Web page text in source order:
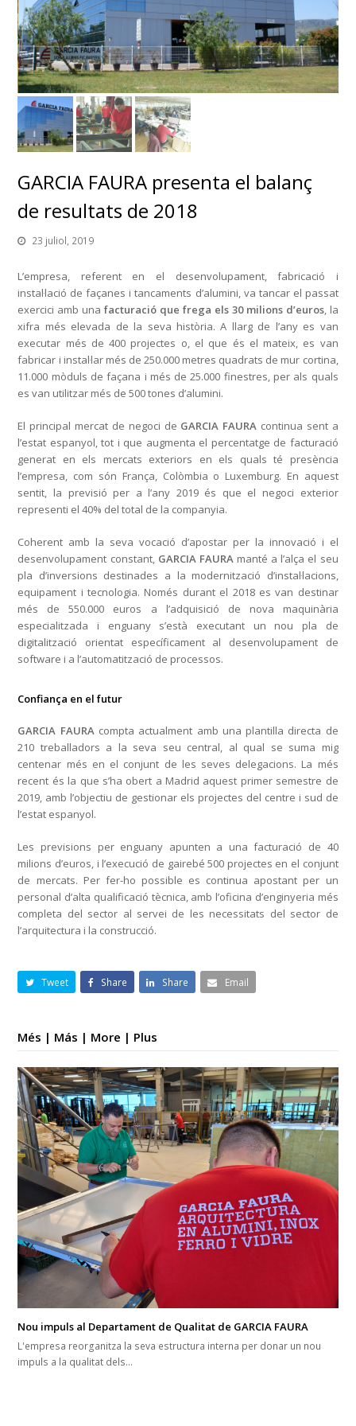
GARCIA FAURA presenta el balanç
de resultats de 2018
23 juliol, 2019
L’empresa, referent en el desenvolupament, fabricació i
instal·lació de façanes i tancaments d’alumini, va tancar el passat
exercici amb unafacturació que frega els 30 milions d’euros, la
xifra més elevada de la seva història. A llarg de l’any es van
executar més de 400 projectes o, el que és el mateix, es van
fabricar i instal·lar més de 250.000 metres quadrats de mur cortina,
11.000 mòduls de façana i més de 25.000 finestres, per als quals
es van utilitzar més de 500 tones d’alumini.
El principal mercat de negoci de GARCIA FAURA continua sent a
l’estat espanyol, tot i que augmenta el percentatge de facturació
generat en els mercats exteriors en els quals té presència
l’empresa, com són França, Colòmbia o Luxemburg. En aquest
sentit, la previsió per a l’any 2019 és que el negoci exterior
representi el 40% del total de la companyia.
Coherent amb la seva vocació d’apostar per la innovació i el
desenvolupament constant, GARCIA FAURAmanté a l’alça el seu
pla d’inversions destinades a la modernització d’instal·lacions,
equipament i tecnologia. Només durant el 2018 es van destinar
més de 550.000 euros a l’adquisició de nova maquinària
especialitzada i enguany s’està executant un nou pla de
digitalització orientat específicament al desenvolupament de
software i a l’automatització de processos.
Confiança en el futur
GARCIA FAURAcompta actualment amb una plantilla directa de
210 treballadors a la seva seu central, al qual se suma mig
centenar més en el conjunt de les seves delegacions. La més
recent és la que s’ha obert a Madrid aquest primer semestre de
2019, amb l’objectiu de gestionar els projectes del centre i sud de
l’estat espanyol.
Les previsions per enguany apunten a una facturació de 40
milions d’euros, i l’execució de gairebé 500 projectes en el conjunt
de mercats. Per fer-ho possible es continua apostant per un
personal d’alta qualificació tècnica, amb l’oficina d’enginyeria més
completa del sector al servei de les necessitats del sector de
l’arquitectura i la construcció.
Tweet Share Share Email
Més | Más | More | Plus
Nou impuls al Departament de Qualitat de GARCIA FAURA
L'empresa reorganitza la seva estructura interna per donar un nou
impuls a la qualitat dels…